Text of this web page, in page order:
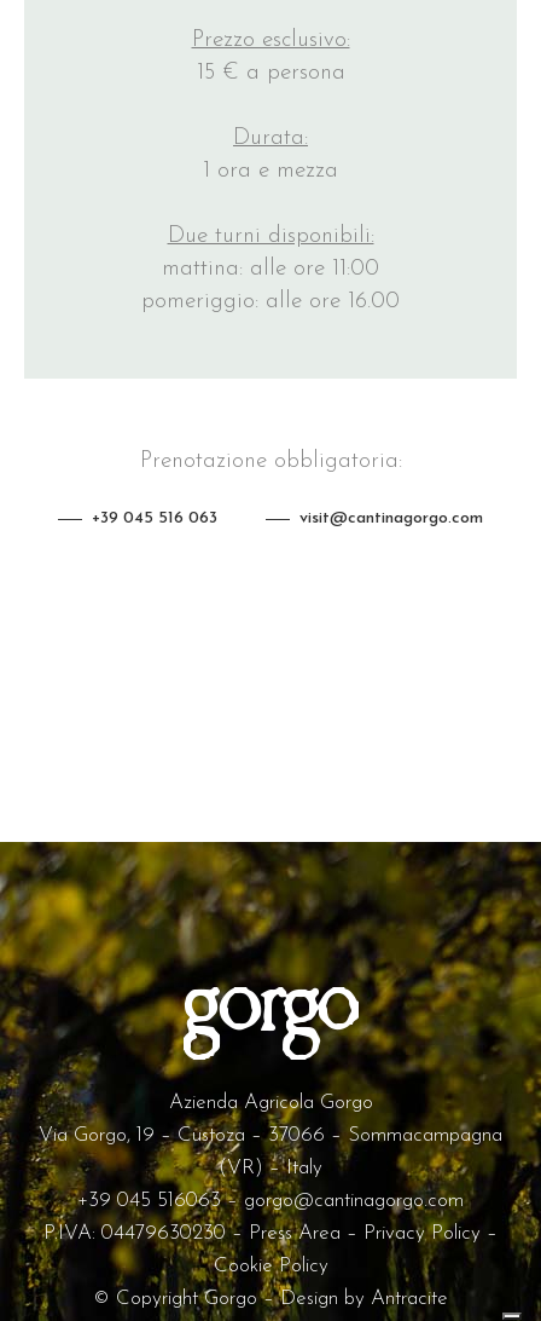
Prezzo esclusivo:
15 € a persona
Durata:
1 ora e mezza
Due turni disponibili:
mattina: alle ore 11:00
pomeriggio: alle ore 16.00
Prenotazione obbligatoria:
+39 045 516 063 visit@cantinagorgo.com
Azienda Agricola Gorgo
Via Gorgo, 19 – Custoza – 37066 – Sommacampagna
(VR) – Italy
+39 045 516063–gorgo@cantinagorgo.com
P.IVA: 04479630230 – Press Area – Privacy Policy –
Cookie Policy
© Copyright Gorgo – Design by Antracite